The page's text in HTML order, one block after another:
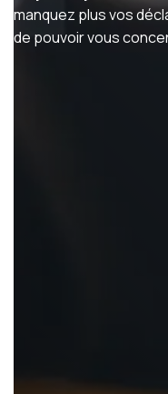
manquez plus vos
de pouvoir vous